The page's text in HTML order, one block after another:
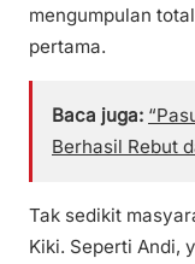
mengumpulan
pertama.
Baca juga:
Berhasil Rebut
Tak sedikit
Kiki. Seperti Andi,